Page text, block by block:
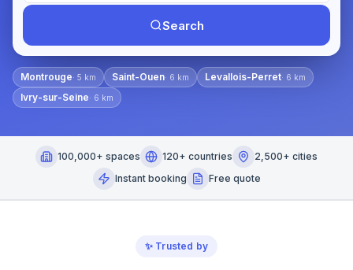
Search
Montrouge· 5 km Saint-Ouen· 6 km Levallois-Perret· 6 km
Ivry-sur-Seine· 6 km
100,000+ spaces 120+ countries
2,500+ cities
Instant booking
Free quote
✨ Trusted by